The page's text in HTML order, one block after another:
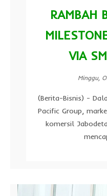
RAMBAH
VIA
Minggu,
(Berita-Bisnis) -
Pacific Group,
komersil